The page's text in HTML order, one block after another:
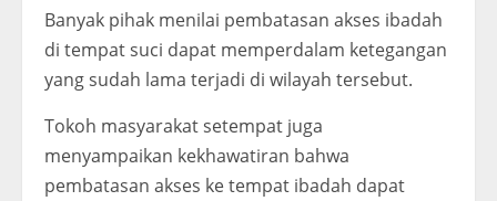
Banyak pihak menilai pembatasan akses ibadah
di tempat suci dapat memperdalam ketegangan
yang sudah lama terjadi di wilayah tersebut.
Tokoh masyarakat setempat juga
menyampaikan kekhawatiran bahwa
pembatasan akses ke tempat ibadah dapat